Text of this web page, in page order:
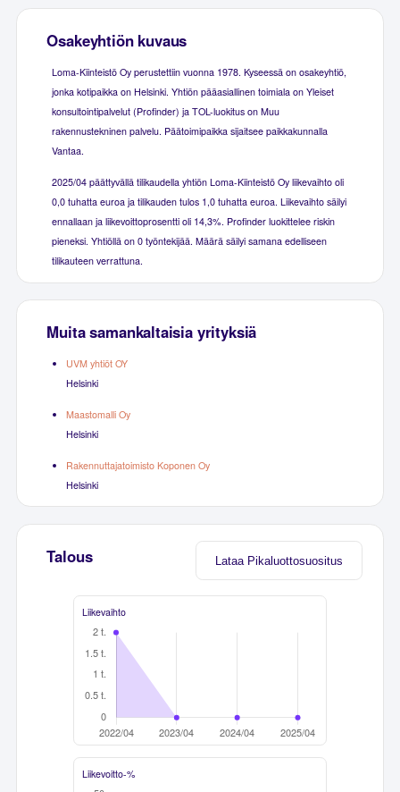
Osakeyhtiön kuvaus
Loma-Kiinteistö Oy perustettiin vuonna 1978. Kyseessä on osakeyhtiö,
jonka kotipaikka on Helsinki. Yhtiön pääasiallinen toimiala on Yleiset
konsultointipalvelut (Profinder) ja TOL-luokitus on Muu
rakennustekninen palvelu. Päätoimipaikka sijaitsee paikkakunnalla
Vantaa.
2025/04 päättyvällä tilikaudella yhtiön Loma-Kiinteistö Oy liikevaihto oli
0,0 tuhatta euroa ja tilikauden tulos 1,0 tuhatta euroa. Liikevaihto säilyi
ennallaan ja liikevoittoprosentti oli 14,3%. Profinder luokittelee riskin
pieneksi. Yhtiöllä on 0 työntekijää. Määrä säilyi samana edelliseen
tilikauteen verrattuna.
Muita samankaltaisia yrityksiä
UVM yhtiöt OY
Helsinki
Maastomalli Oy
Helsinki
Rakennuttajatoimisto Koponen Oy
Helsinki
Lataa Pikaluottosuositus
Talous
Liikevaihto
Liikevoitto-%